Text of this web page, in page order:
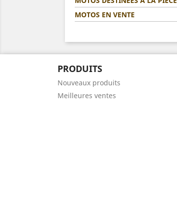
MOTOS EN VENTE
PRODUITS
Nouveaux produits
Meilleures ventes